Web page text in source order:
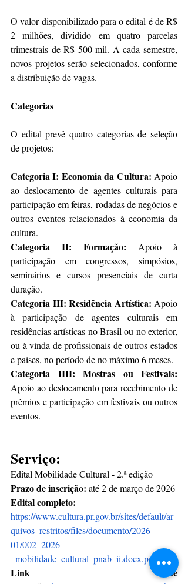
O valor disponibilizado para o edital é de R$
2 milhões, dividido em quatro parcelas
trimestrais de R$ 500 mil. A cada semestre,
novos projetos serão selecionados, conforme
a distribuição de vagas.
Categorias
O edital prevê quatro categorias de seleção
de projetos:
Categoria I: Economia da Cultura: Apoio
ao deslocamento de agentes culturais para
participação em feiras, rodadas de negócios e
outros eventos relacionados à economia da
cultura.
Categoria II: Formação: Apoio à
participação em congressos, simpósios,
seminários e cursos presenciais de curta
duração.
Categoria III: Residência Artística: Apoio
à participação de agentes culturais em
residências artísticas no Brasil ou no exterior,
ou à vinda de profissionais de outros estados
e países, no período de no máximo 6 meses.
Apoio ao deslocamento para recebimento de
prêmios e participação em festivais ou outros
eventos.
Serviço:
Edital Mobilidade Cultural - 2.ª edição
Prazo de inscrição: até 2 de março de 2026
Edital completo:
https://www.cultura.pr.gov.br/sites/default/ar
quivos_restritos/files/documento/2026-
01/002_2026_-
_mobilidade_cultural_pnab_ii.docx.pdf
Link de